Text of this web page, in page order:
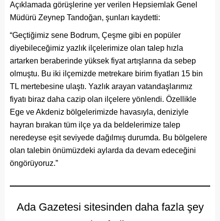
Açıklamada görüşlerine yer verilen Hepsiemlak Genel
Müdürü Zeynep Tandoğan, şunları kaydetti:
“Geçtiğimiz sene Bodrum, Çeşme gibi en popüler
diyebileceğimiz yazlık ilçelerimize olan talep hızla
artarken beraberinde yüksek fiyat artışlarına da sebep
olmuştu. Bu iki ilçemizde metrekare birim fiyatları 15 bin
TL mertebesine ulaştı. Yazlık arayan vatandaşlarımız
fiyatı biraz daha cazip olan ilçelere yönlendi. Özellikle
Ege ve Akdeniz bölgelerimizde havasıyla, deniziyle
hayran bırakan tüm ilçe ya da beldelerimize talep
neredeyse eşit seviyede dağılmış durumda. Bu bölgelere
olan talebin önümüzdeki aylarda da devam edeceğini
öngörüyoruz.”
Ada Gazetesi sitesinden daha fazla şey